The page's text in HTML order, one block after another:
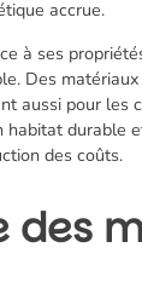
accrue.
à ses
Des
aussi pour
des coûts.